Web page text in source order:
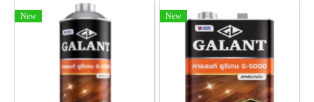
New New